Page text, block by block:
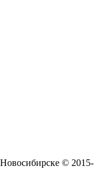
© 2015-